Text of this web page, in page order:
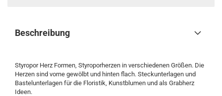
Beschreibung
Styropor Herz Formen, Styroporherzen in verschiedenen Größen. Die
Herzen sind vorne gewölbt und hinten flach. Steckunterlagen und
Bastelunterlagen für die Floristik, Kunstblumen und als Grabherz
Ideen.